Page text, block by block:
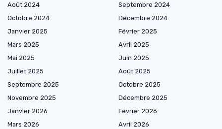
Août 2024
Septembre 2024
Octobre 2024
Décembre 2024
Janvier 2025
Février 2025
Mars 2025
Avril 2025
Mai 2025
Juin 2025
Juillet 2025
Août 2025
Septembre 2025
Octobre 2025
Novembre 2025
Décembre 2025
Janvier 2026
Février 2026
Mars 2026
Avril 2026